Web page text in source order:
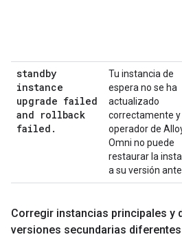
standby
instance
upgrade failed
and rollback
failed .
Tu instancia de
espera no se ha
actualizado
correctamente y
operador de
Omni no puede
restaurar la
a su versión
Corregir instancias principales y
versiones secundarias diferentes